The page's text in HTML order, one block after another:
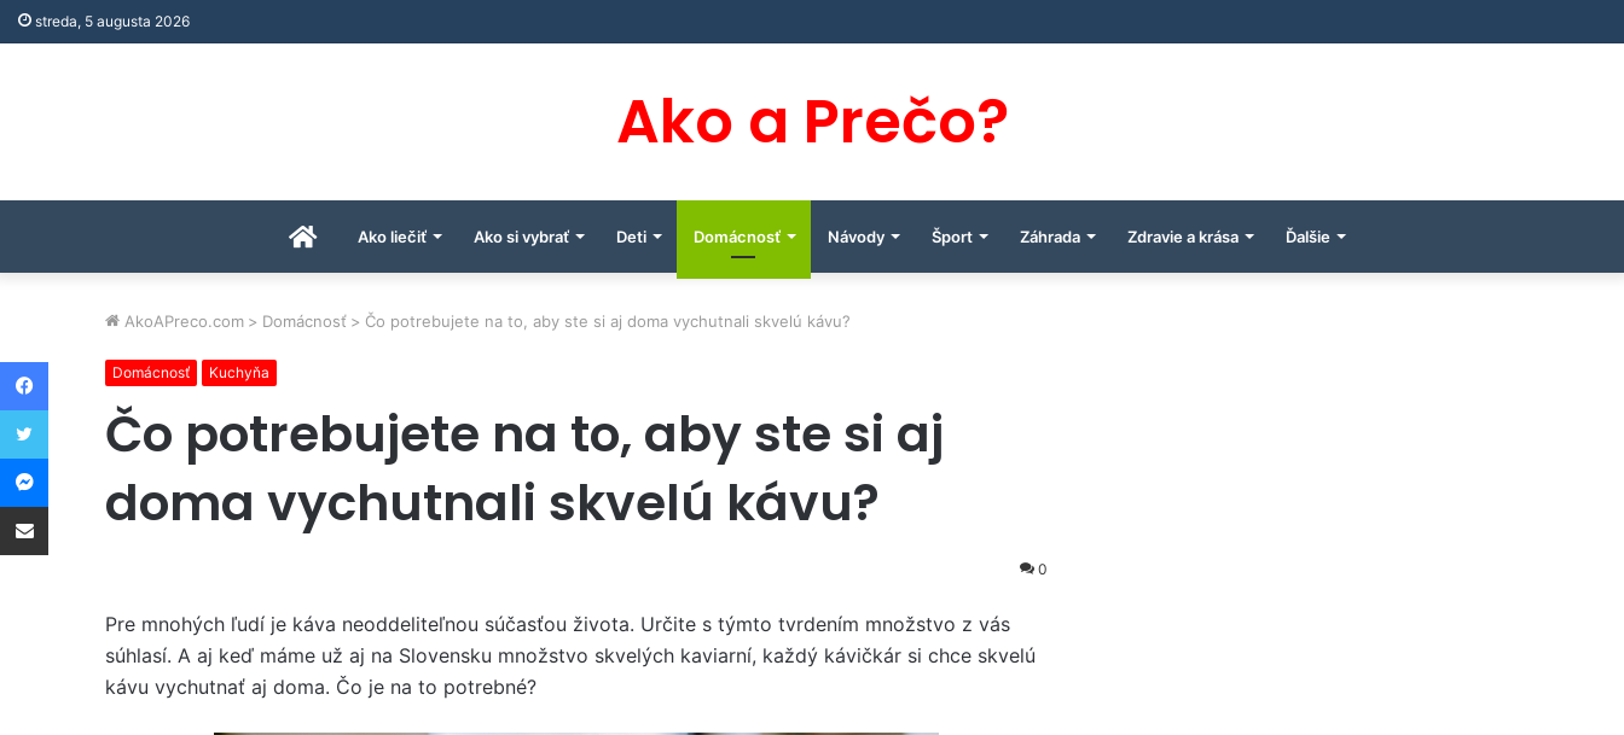
streda, 5 augusta 2026
Ako a Prečo?
Úvodná
stránka
Ako liečiť Ako si vybrať Deti Domácnosť Návody Šport Záhrada Zdravie a krása Ďalšie
AkoAPreco.com > Domácnosť > Čo potrebujete na to, aby ste si aj doma vychutnali skvelú kávu?
Domácnosť Kuchyňa
Čo potrebujete na to, aby ste si aj
doma vychutnali skvelú kávu?
0
Pre mnohých ľudí je káva neoddeliteľnou súčasťou života. Určite s týmto tvrdením množstvo z vás
súhlasí. A aj keď máme už aj na Slovensku množstvo skvelých kaviarní, každý kávičkár si chce skvelú
kávu vychutnať aj doma. Čo je na to potrebné?
Facebook
Twitter
Messenger
Share via Email